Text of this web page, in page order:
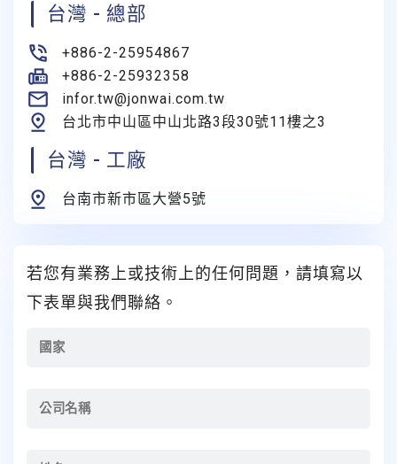
台灣 - 總部
+886-2-25954867
+886-2-25932358
infor.tw@jonwai.com.tw
台北市中山區中山北路3段30號11樓之3
台灣 - 工廠
台南市新市區大營5號
若您有業務上或技術上的任何問題，請填寫以
下表單與我們聯絡。